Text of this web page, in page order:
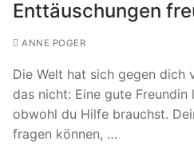
Enttäuschungen
ANNE POGER
Die Welt hat sich gegen dich
das nicht: Eine gute Freundin
obwohl du Hilfe brauchst.
fragen können, …